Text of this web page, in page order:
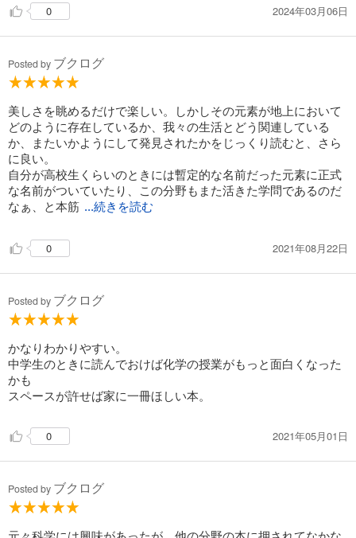
0 2024年03月06日
Posted by ブクログ
美しさを眺めるだけで楽しい。しかしその元素が地上において
どのように存在しているか、我々の生活とどう関連している
か、またいかようにして発見されたかをじっくり読むと、さら
に良い。
自分が高校生くらいのときには暫定的な名前だった元素に正式
な名前がついていたり、この分野もまた活きた学問であるのだ
なぁ、と本筋 ...続きを読む
0 2021年08月22日
Posted by ブクログ
かなりわかりやすい。
中学生のときに読んでおけば化学の授業がもっと面白くなった
かも
スペースが許せば家に一冊ほしい本。
0 2021年05月01日
Posted by ブクログ